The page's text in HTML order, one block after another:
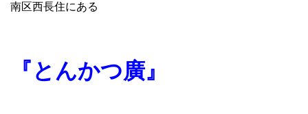
南区西長住にある
『とんかつ廣』